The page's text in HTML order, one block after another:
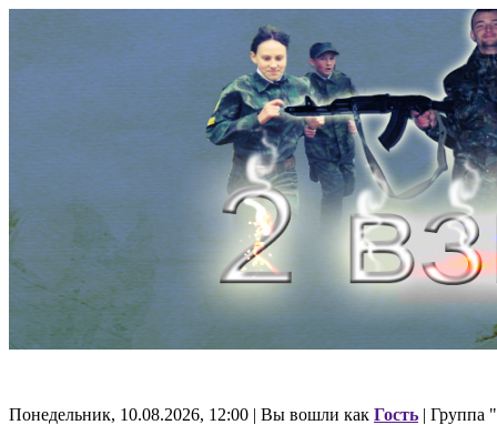
Понедельник, 10.08.2026, 12:00 | Вы вошли как Гость | Группа "